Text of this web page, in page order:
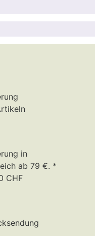
in
ab 79 €. *
CHF